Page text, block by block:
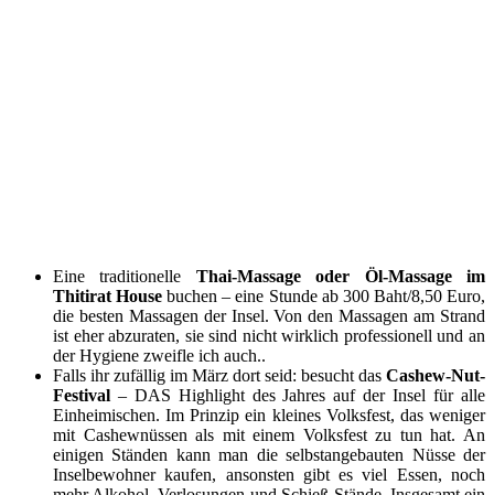
Eine traditionelle Thai-Massage oder Öl-Massage im
Thitirat House buchen – eine Stunde ab 300 Baht/8,50 Euro,
die besten Massagen der Insel. Von den Massagen am Strand
ist eher abzuraten, sie sind nicht wirklich professionell und an
der Hygiene zweifle ich auch..
Falls ihr zufällig im März dort seid: besucht das Cashew-Nut-
Festival – DAS Highlight des Jahres auf der Insel für alle
Einheimischen. Im Prinzip ein kleines Volksfest, das weniger
mit Cashewnüssen als mit einem Volksfest zu tun hat. An
einigen Ständen kann man die selbstangebauten Nüsse der
Inselbewohner kaufen, ansonsten gibt es viel Essen, noch